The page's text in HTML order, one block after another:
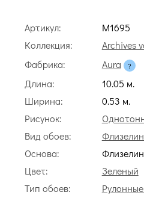
Артикул:
M1695
Коллекция:
Archives
Фабрика:
Aura
Длина:
10.05 м.
Ширина:
0.53 м.
Рисунок:
Вид обоев:
Основа:
Флизелин
Цвет:
Зеленый
Тип обоев: